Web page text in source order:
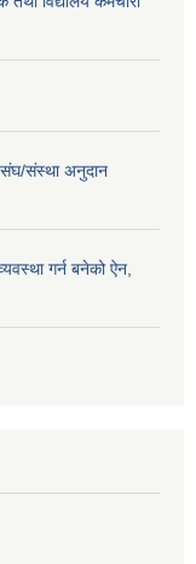
संघ/संस्था अनुदान
गर्न बनेको ऐन,